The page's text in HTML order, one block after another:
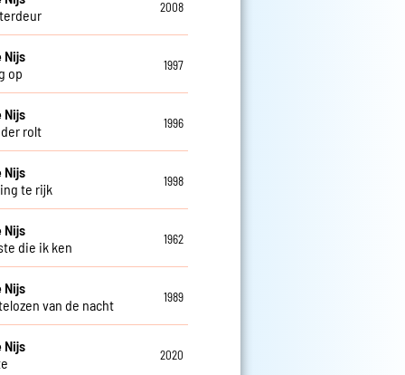
2008
Nijs
op
1997
Nijs
rolt
1996
Nijs
te rijk
1998
Nijs
die ik ken
1962
Nijs
van de nacht
1989
Nijs
2020